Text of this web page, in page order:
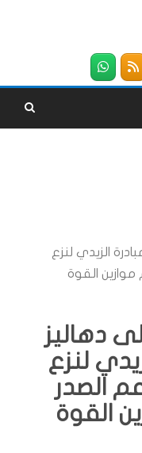
الزيدي لنزع
القوة
دهاليز
لنزع
الصدر
القوة